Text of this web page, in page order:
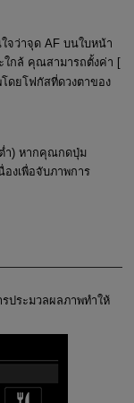
ว่าจุด AF บนใบหน้า
ใกล้ คุณสามารถตั้งค่า [
ดยโฟกัสที่ดวงตาของ
ำ) หากคุณกดปุ่ม
งเพื่อจับภาพการ
ประมวลผลภาพทำให้